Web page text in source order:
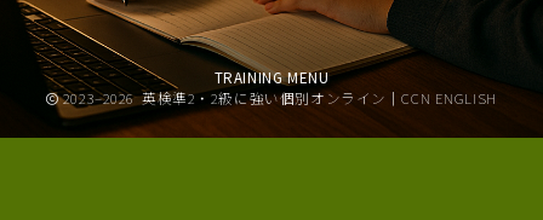
TRAINING MENU
2023–2026 英検準2・2級に強い個別オンライン｜CCN ENGLISH